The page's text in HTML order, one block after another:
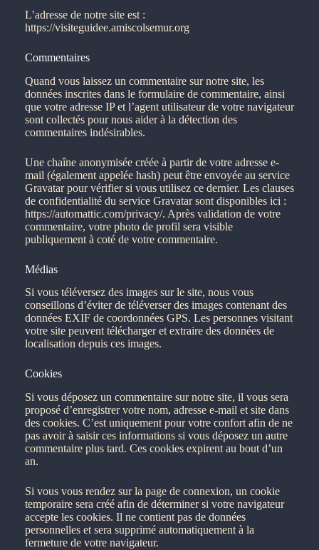
L’adresse de notre site est :
https://visiteguidee.amiscolsemur.org
Commentaires
Quand vous laissez un commentaire sur notre site, les
données inscrites dans le formulaire de commentaire, ainsi
que votre adresse IP et l’agent utilisateur de votre navigateur
sont collectés pour nous aider à la détection des
commentaires indésirables.
Une chaîne anonymisée créée à partir de votre adresse e-
mail (également appelée hash) peut être envoyée au service
Gravatar pour vérifier si vous utilisez ce dernier. Les clauses
de confidentialité du service Gravatar sont disponibles ici :
https://automattic.com/privacy/. Après validation de votre
commentaire, votre photo de profil sera visible
publiquement à coté de votre commentaire.
Médias
Si vous téléversez des images sur le site, nous vous
conseillons d’éviter de téléverser des images contenant des
données EXIF de coordonnées GPS. Les personnes visitant
votre site peuvent télécharger et extraire des données de
localisation depuis ces images.
Cookies
Si vous déposez un commentaire sur notre site, il vous sera
proposé d’enregistrer votre nom, adresse e-mail et site dans
des cookies. C’est uniquement pour votre confort afin de ne
pas avoir à saisir ces informations si vous déposez un autre
commentaire plus tard. Ces cookies expirent au bout d’un
an.
Si vous vous rendez sur la page de connexion, un cookie
temporaire sera créé afin de déterminer si votre navigateur
accepte les cookies. Il ne contient pas de données
personnelles et sera supprimé automatiquement à la
fermeture de votre navigateur.